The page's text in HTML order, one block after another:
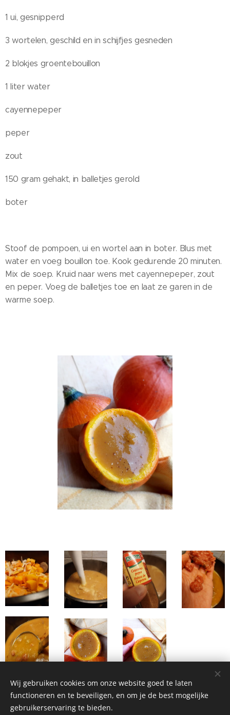
1 ui, gesnipperd
3 wortelen, geschild en in schijfjes gesneden
2 blokjes groentebouillon
1 liter water
cayennepeper
peper
zout
150 gram gehakt, in balletjes gerold
boter
Stoof de pompoen, ui en wortel aan in boter. Blus met
water en voeg bouillon toe. Kook gedurende 20 minuten.
Mix de soep. Kruid naar wens met cayennepeper, zout
en peper. Voeg de balletjes toe en laat ze garen in de
warme soep.
Wij gebruiken cookies om onze website goed te laten
functioneren en te beveiligen, en om je de best mogelijke
gebruikerservaring te bieden.